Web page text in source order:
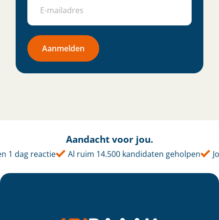
Aanmelden
Aandacht voor jou.
1 dag reactie Al ruim 14.500 kandidaten geholpen